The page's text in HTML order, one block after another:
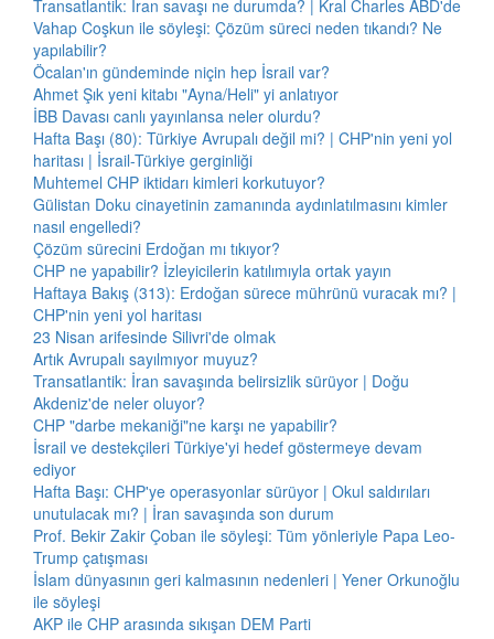
Transatlantik: İran savaşı ne durumda? | Kral Charles ABD'de
Vahap Coşkun ile söyleşi: Çözüm süreci neden tıkandı? Ne
yapılabilir?
Öcalan'ın gündeminde niçin hep İsrail var?
Ahmet Şık yeni kitabı "Ayna/Heli" yi anlatıyor
İBB Davası canlı yayınlansa neler olurdu?
Hafta Başı (80): Türkiye Avrupalı değil mi? | CHP'nin yeni yol
haritası | İsrail-Türkiye gerginliği
Muhtemel CHP iktidarı kimleri korkutuyor?
Gülistan Doku cinayetinin zamanında aydınlatılmasını kimler
nasıl engelledi?
Çözüm sürecini Erdoğan mı tıkıyor?
CHP ne yapabilir? İzleyicilerin katılımıyla ortak yayın
Haftaya Bakış (313): Erdoğan sürece mührünü vuracak mı? |
CHP'nin yeni yol haritası
23 Nisan arifesinde Silivri'de olmak
Artık Avrupalı sayılmıyor muyuz?
Transatlantik: İran savaşında belirsizlik sürüyor | Doğu
Akdeniz'de neler oluyor?
CHP "darbe mekaniği"ne karşı ne yapabilir?
İsrail ve destekçileri Türkiye'yi hedef göstermeye devam
ediyor
Hafta Başı: CHP'ye operasyonlar sürüyor | Okul saldırıları
unutulacak mı? | İran savaşında son durum
Prof. Bekir Zakir Çoban ile söyleşi: Tüm yönleriyle Papa Leo-
Trump çatışması
İslam dünyasının geri kalmasının nedenleri | Yener Orkunoğlu
ile söyleşi
AKP ile CHP arasında sıkışan DEM Parti